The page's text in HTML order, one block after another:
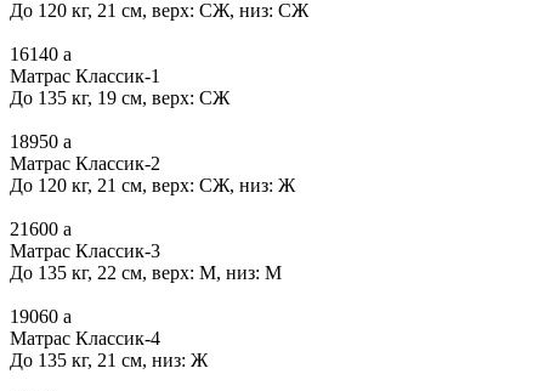
До 120 кг, 21 см, верх: СЖ, низ: СЖ
16140 a
Матрас Классик-1
До 135 кг, 19 см, верх: СЖ
18950 a
Матрас Классик-2
До 120 кг, 21 см, верх: СЖ, низ: Ж
21600 a
Матрас Классик-3
До 135 кг, 22 см, верх: М, низ: М
19060 a
Матрас Классик-4
До 135 кг, 21 см, низ: Ж